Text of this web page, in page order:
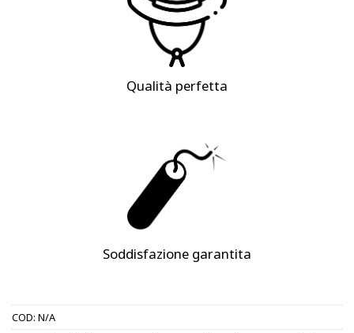
Qualità perfetta
Soddisfazione garantita
COD: N/A